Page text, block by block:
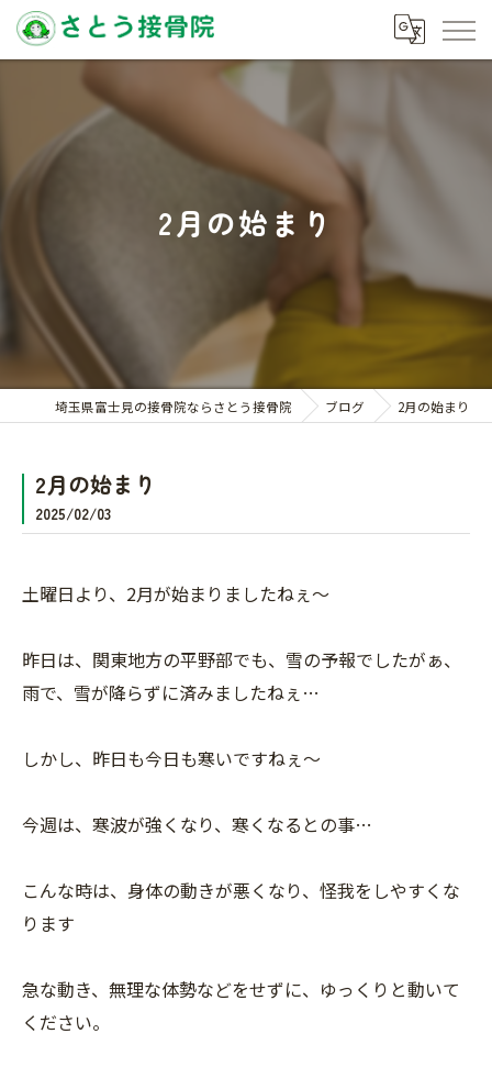
2月の始まり
埼玉県富士見の接骨院ならさとう接骨院 ブログ 2月の始まり
2月の始まり
2025/02/03
土曜日より、2月が始まりましたねぇ〜
昨日は、関東地方の平野部でも、雪の予報でしたがぁ、
雨で、雪が降らずに済みましたねぇ…
しかし、昨日も今日も寒いですねぇ〜
今週は、寒波が強くなり、寒くなるとの事…
こんな時は、身体の動きが悪くなり、怪我をしやすくな
ります
急な動き、無理な体勢などをせずに、ゆっくりと動いて
ください。